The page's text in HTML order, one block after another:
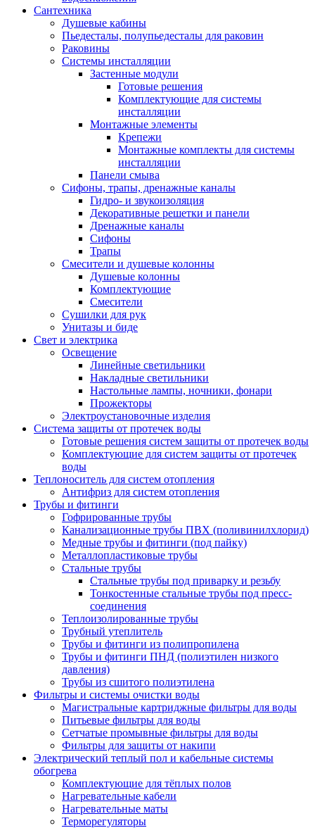
Сантехника
Душевые кабины
Пьедесталы, полупьедесталы для раковин
Раковины
Системы инсталляции
Застенные модули
Готовые решения
Комплектующие для системы
инсталляции
Монтажные элементы
Крепежи
Монтажные комплекты для системы
инсталляции
Панели смыва
Сифоны, трапы, дренажные каналы
Гидро- и звукоизоляция
Декоративные решетки и панели
Дренажные каналы
Сифоны
Трапы
Смесители и душевые колонны
Душевые колонны
Комплектующие
Смесители
Сушилки для рук
Унитазы и биде
Свет и электрика
Освещение
Линейные светильники
Накладные светильники
Настольные лампы, ночники, фонари
Прожекторы
Электроустановочные изделия
Система защиты от протечек воды
Готовые решения систем защиты от протечек воды
Комплектующие для систем защиты от протечек
воды
Теплоноситель для систем отопления
Антифриз для систем отопления
Трубы и фитинги
Гофрированные трубы
Канализационные трубы ПВХ (поливинилхлорид)
Медные трубы и фитинги (под пайку)
Металлопластиковые трубы
Стальные трубы
Стальные трубы под приварку и резьбу
Тонкостенные стальные трубы под пресс-
соединения
Теплоизолированные трубы
Трубный утеплитель
Трубы и фитинги из полипропилена
Трубы и фитинги ПНД (полиэтилен низкого
давления)
Трубы из сшитого полиэтилена
Фильтры и системы очистки воды
Магистральные картриджные фильтры для воды
Питьевые фильтры для воды
Сетчатые промывные фильтры для воды
Фильтры для защиты от накипи
Электрический теплый пол и кабельные системы
обогрева
Комплектующие для тёплых полов
Нагревательные кабели
Нагревательные маты
Терморегуляторы